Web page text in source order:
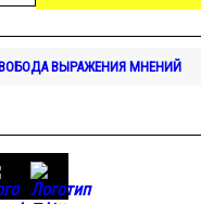
ВЫРАЖЕНИЯ МНЕНИЙ